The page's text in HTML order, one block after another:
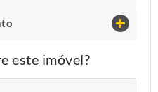
este imóvel?